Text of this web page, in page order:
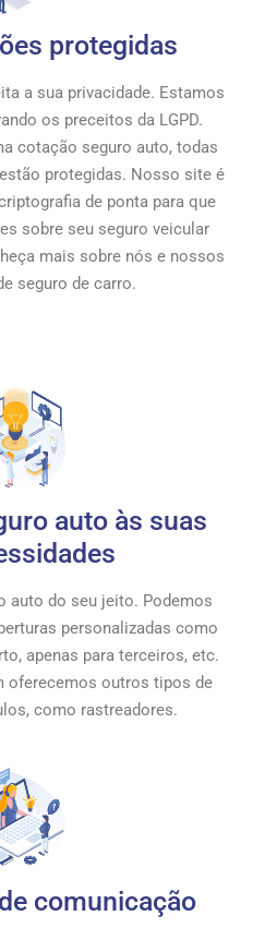
protegidas
a sua privacidade. Estamos
os preceitos da LGPD.
cotação seguro auto, todas
protegidas. Nosso site é
de ponta para que
sobre seu seguro veicular
mais sobre nós e nossos
seguro de carro.
auto às suas
auto do seu jeito. Podemos
personalizadas como
apenas para terceiros, etc.
oferecemos outros tipos de
como rastreadores.
comunicação